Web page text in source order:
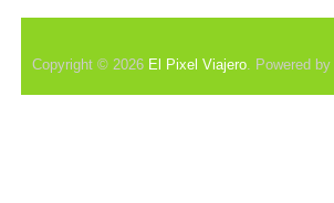
Copyright © 2026 El Pixel Viajero. Powered by